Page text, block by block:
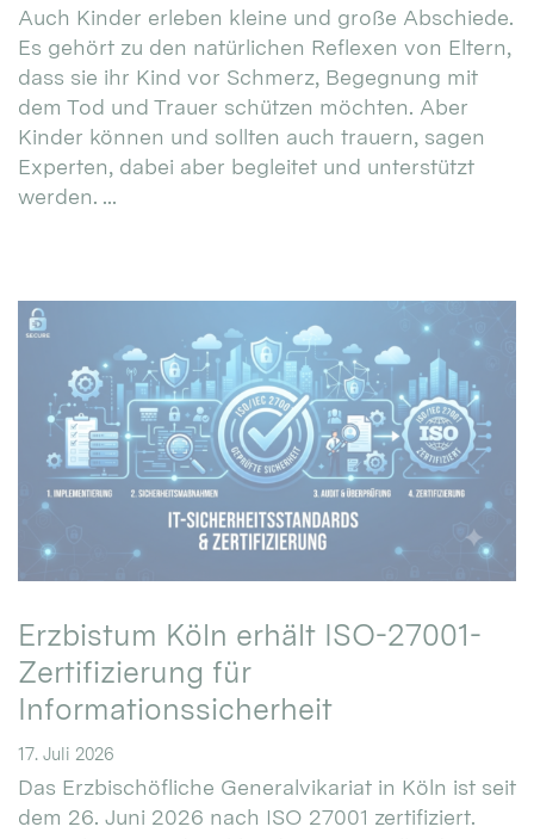
Auch Kinder erleben kleine und große Abschiede.
Es gehört zu den natürlichen Reflexen von Eltern,
dass sie ihr Kind vor Schmerz, Begegnung mit
dem Tod und Trauer schützen möchten. Aber
Kinder können und sollten auch trauern, sagen
Experten, dabei aber begleitet und unterstützt
werden. ...
Erzbistum Köln erhält ISO-27001-
Zertifizierung für
Informationssicherheit
17. Juli 2026
Das Erzbischöfliche Generalvikariat in Köln ist seit
dem 26. Juni 2026 nach ISO 27001 zertifiziert.